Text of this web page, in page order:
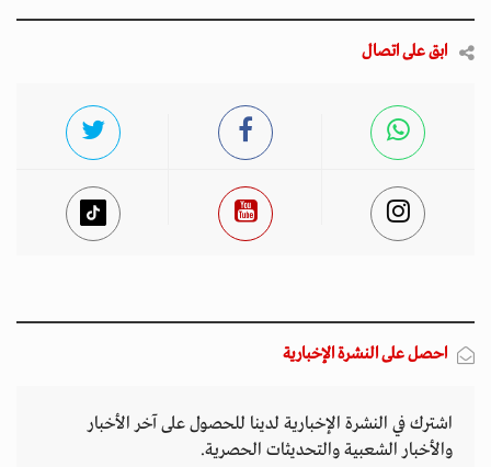
ابق على اتصال
احصل على النشرة الإخبارية
اشترك في النشرة الإخبارية لدينا للحصول على آخر الأخبار
والأخبار الشعبية والتحديثات الحصرية.